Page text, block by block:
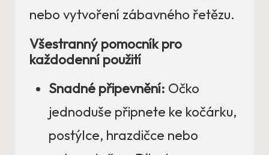
nebo vytvoření zábavného řetězu.
Všestranný pomocník pro
každodenní použití
Snadné připevnění: Očko
jednoduše připnete ke kočárku,
postýlce, hrazdičce nebo